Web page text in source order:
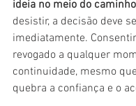
ideia no meio do
desistir, a decisão deve
imediatamente.
revogado a qualquer
continuidade, mesmo
quebra a confiança e o